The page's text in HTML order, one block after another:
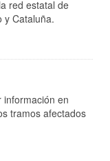
red estatal de
y Cataluña.
información en
tramos afectados